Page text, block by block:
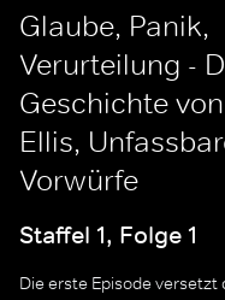
Glaube, Panik,
Verurteilung -
Geschichte
Ellis,
Vorwürfe
Staffel 1, Folge 1
Die erste Episode versetzt